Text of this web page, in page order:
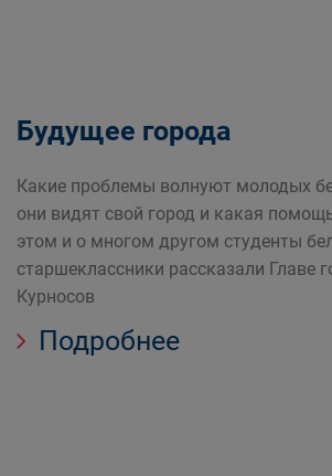
Будущее города
Какие проблемы волнуют молодых
они видят свой город и какая
этом и о многом другом студенты
старшеклассники рассказали Главе
Курносов
Подробнее